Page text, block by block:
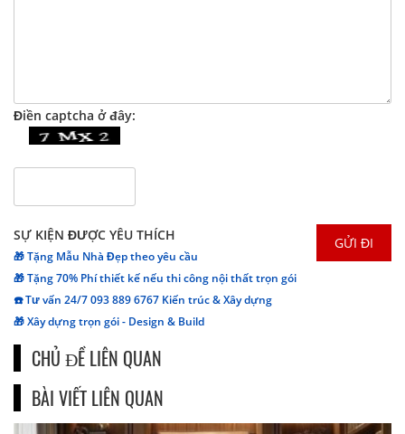
Điền captcha ở đây:
SỰ KIỆN ĐƯỢC YÊU THÍCH
🎁 Tặng Mẫu Nhà Đẹp theo yêu cầu
🎁 Tặng 70% Phí thiết kế nếu thi công nội thất trọn gói
☎️ Tư vấn 24/7 093 889 6767 Kiến trúc & Xây dựng
🎁 Xây dựng trọn gói - Design & Build
CHỦ ĐỀ LIÊN QUAN
BÀI VIẾT LIÊN QUAN